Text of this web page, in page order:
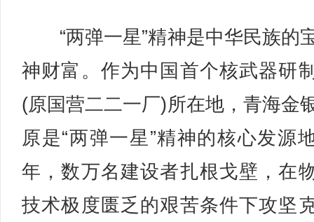
“两弹一星”精神是中华民族的
神财富。作为中国首个核武器研
(原国营二二一厂)所在地，青海金
原是“两弹一星”精神的核心发源
年，数万名建设者扎根戈壁，在
技术极度匮乏的艰苦条件下攻坚